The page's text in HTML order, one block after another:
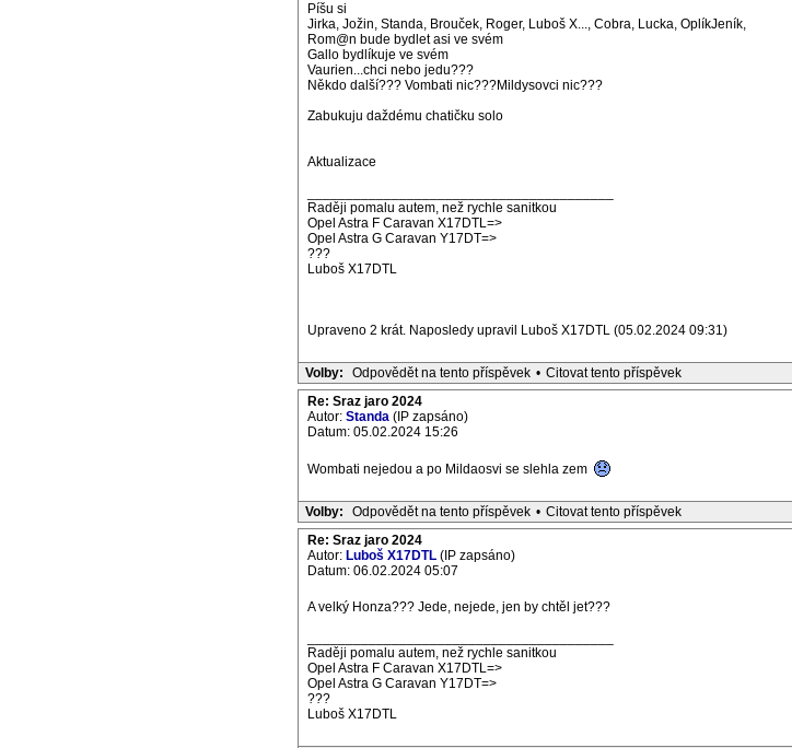
Píšu si
Jirka, Jožin, Standa, Brouček, Roger, Luboš X..., Cobra, Lucka, OplíkJeník,
Rom@n bude bydlet asi ve svém
Gallo bydlíkuje ve svém
Vaurien...chci nebo jedu???
Někdo další??? Vombati nic???Mildysovci nic???
Zabukuju daždému chatičku solo
Aktualizace
Raději pomalu autem, než rychle sanitkou
Opel Astra F Caravan X17DTL=>
Opel Astra G Caravan Y17DT=>
???
Luboš X17DTL
Upraveno 2 krát. Naposledy upravil Luboš X17DTL (05.02.2024 09:31)
Volby: Odpovědět na tento příspěvek • Citovat tento příspěvek
Re: Sraz jaro 2024
Autor: Standa (IP zapsáno)
Datum: 05.02.2024 15:26
Wombati nejedou a po Mildaosvi se slehla zem
Volby: Odpovědět na tento příspěvek • Citovat tento příspěvek
Re: Sraz jaro 2024
Autor: Luboš X17DTL (IP zapsáno)
Datum: 06.02.2024 05:07
A velký Honza??? Jede, nejede, jen by chtěl jet???
Raději pomalu autem, než rychle sanitkou
Opel Astra F Caravan X17DTL=>
Opel Astra G Caravan Y17DT=>
???
Luboš X17DTL